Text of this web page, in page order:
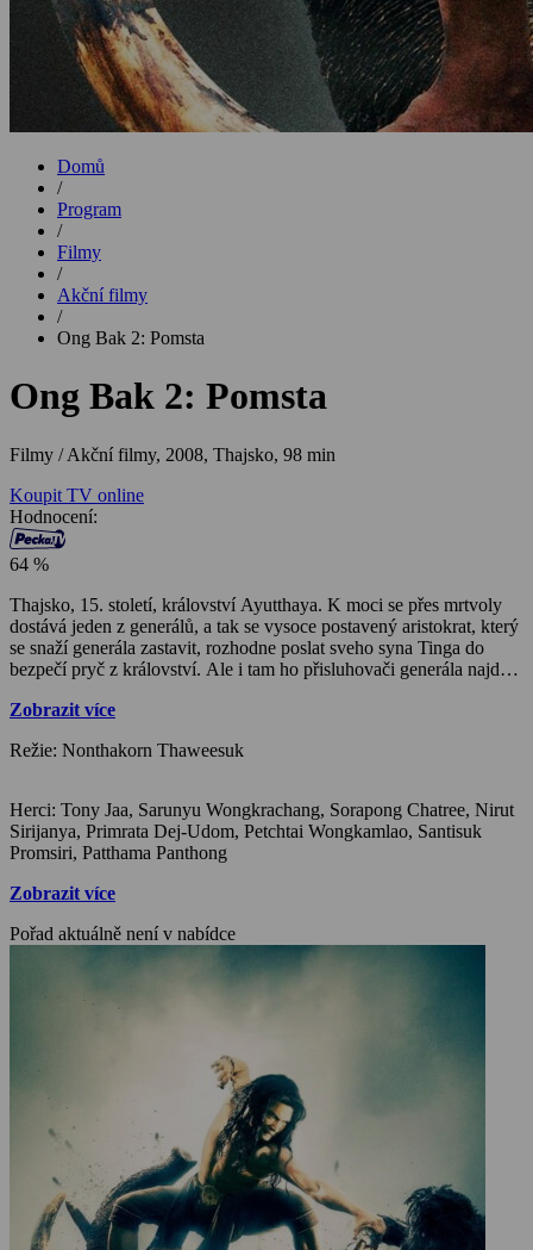
Domů
/
Program
/
Filmy
/
Akční filmy
/
Ong Bak 2: Pomsta
Ong Bak 2: Pomsta
Filmy / Akční filmy, 2008, Thajsko, 98 min
Koupit TV online
Hodnocení:
64 %
Thajsko, 15. století, království Ayutthaya. K moci se přes mrtvoly
dostává jeden z generálů, a tak se vysoce postavený aristokrat, který
se snaží generála zastavit, rozhodne poslat sveho syna Tinga do
bezpečí pryč z království. Ale i tam ho přisluhovači generála najdou
boji zapůsobí na skupinu bojovníku, kteří přišli otrokáře odstranit a
se pouští na cestu pomsty, která bude krvavá a plná mrtvol…
Zobrazit více
Režie: Nonthakorn Thaweesuk
Herci: Tony Jaa, Sarunyu Wongkrachang, Sorapong Chatree, Nirut
Sirijanya, Primrata Dej-Udom, Petchtai Wongkamlao, Santisuk
Promsiri, Patthama Panthong
Zobrazit více
Pořad aktuálně není v nabídce